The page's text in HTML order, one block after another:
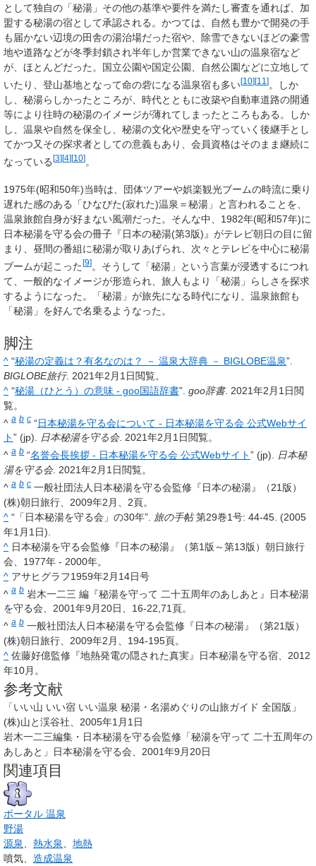
として独自の「秘湯」その他の基準や要件を満たし審査を通れば、加
盟する秘湯の宿として承認される。かつては、自然も豊かで開発の手
も届かない辺境の田舎の湯治場だった宿や、除雪できないほどの豪雪
地や道路などが冬季封鎖され半年しか営業できない山の温泉宿など
が、ほとんどだった。国立公園や国定公園、自然公園などに立地して
いたり、登山基地となって命の砦になる温泉宿も多い[10][11 ] 。しか
し、秘湯らしかったところが、時代とともに改築や自動車道路の開通
等により往時の秘湯のイメージが薄れてしまったところもある。しか
し、温泉や自然を保全し、秘湯の文化や歴史を守っていく後継手とし
てかつ又その探求者としての意義もあり、会員資格はそのまま継続に
なっている [3][4][10] 。
1975年(昭和50年)当時は、団体ツアーや娯楽観光ブームの時流に乗り
遅れた感のある「ひなびた(寂れた)温泉＝秘湯」と言われることを、
温泉旅館自身が好まない風潮だった。そんな中、1982年(昭和57年)に
日本秘湯を守る会の冊子『日本の秘湯(第3版)』がテレビ朝日の目に留
まり、昼間の番組に秘湯が取りあげられ、次々とテレビを中心に秘湯
ブームが起こった [9] 。そうして「秘湯」という言葉が浸透するにつれ
て、一般的なイメージが形造られ、旅人もより「秘湯」らしさを探求
するようになった。「秘湯」が旅先になる時代になり、温泉旅館も
「秘湯」を好んで名乗るようなった。
脚注
^ “秘湯の定義は？有名なのは？ － 温泉大辞典 － BIGLOBE温泉”.
BIGLOBE旅行. 2021年2月1日閲覧。
^ “秘湯（ひとう）の意味 - goo国語辞書”. goo辞書. 2021年2月1日閲
覧。
^ a b c “日本秘湯を守る会について - 日本秘湯を守る会 公式Webサイ
ト” (jp). 日本秘湯を守る会. 2021年2月1日閲覧。
^ a b “名誉会長挨拶 - 日本秘湯を守る会 公式Webサイト” (jp).
日本秘
湯を守る会. 2021年2月1日閲覧。
^ a b c 一般社団法人日本秘湯を守る会監修『日本の秘湯』（21版）
(株)朝日旅行、2009年2月、2頁。
^ “「日本秘湯を守る会」の30年”. 旅の手帖 第29巻1号: 44-45. (2005
年1月1日).
^ 日本秘湯を守る会監修『日本の秘湯』（第1版～第13版）朝日旅行
会、1977年 - 2000年。
^ アサヒグラフ1959年2月14日号
^ a b 岩木一二三 編『秘湯を守って 二十五周年のあしあと』日本秘湯
を守る会、2001年9月20日、16-22,71頁。
^ a b 一般社団法人日本秘湯を守る会監修『日本の秘湯』（第21版）
(株)朝日旅行、2009年2月、194-195頁。
^ 佐藤好億監修『地熱発電の隠された真実』日本秘湯を守る宿、2012
年10月。
参考文献
「いい山 いい宿 いい温泉 秘湯・名湯めぐりの山旅ガイド 全国版」
(株)山と渓谷社、2005年1月1日
岩木一二三編集・日本秘湯を守る会監修「秘湯を守って 二十五周年の
あしあと」日本秘湯を守る会、2001年9月20日
関連項目
ポータル 温泉
野湯
源泉
熱水泉
地熱
噴気、 造成温泉